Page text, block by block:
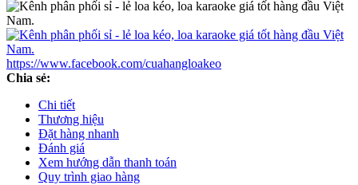
https://www.facebook.com/cuahangloakeo
Chia sẻ:
Chi tiết
Thương hiệu
Đặt hàng nhanh
Đánh giá
Xem hướng dẫn thanh toán
Quy trình giao hàng